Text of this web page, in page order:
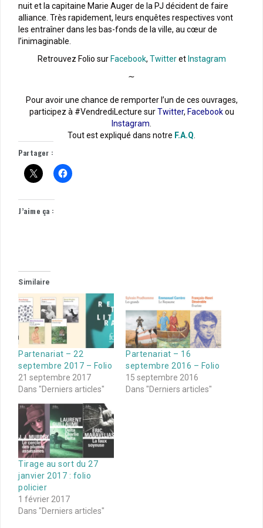
nuit et la capitaine Marie Auger de la PJ décident de faire
alliance. Très rapidement, leurs enquêtes respectives vont
les entraîner dans les bas-fonds de la ville, au cœur de
l’inimaginable.
Retrouvez Folio surFacebook, TwitteretInstagram
∼
Pour avoir une chance de remporter l’un de ces ouvrages,
participez à #VendrediLecture surTwitter, Facebookou
Instagram
Tout est expliqué dans notre F.A.Q
Partager :
J’aime ça :
Similaire
Partenariat – 22
septembre 2017 – Folio
21 septembre 2017
Dans "Derniers articles"
Partenariat – 16
septembre 2016 – Folio
15 septembre 2016
Dans "Derniers articles"
Tirage au sort du 27
janvier 2017 : folio
policier
1 février 2017
Dans "Derniers articles"